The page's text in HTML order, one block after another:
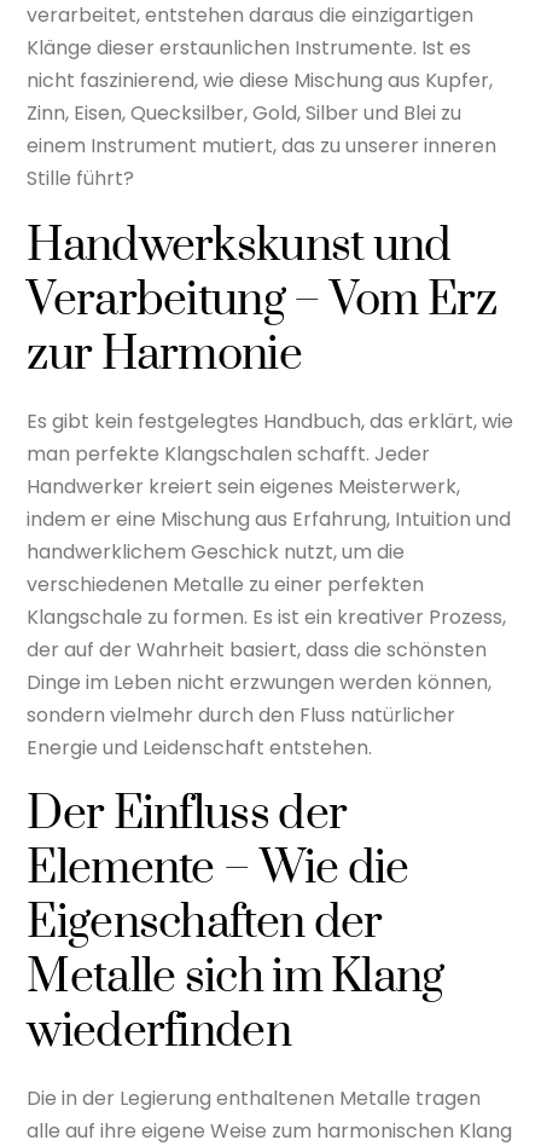
verarbeitet, entstehen daraus die einzigartigen
Klänge dieser erstaunlichen Instrumente. Ist es
nicht faszinierend, wie diese Mischung aus Kupfer,
Zinn, Eisen, Quecksilber, Gold, Silber und Blei zu
einem Instrument mutiert, das zu unserer inneren
Stille führt?
Handwerkskunst und
Verarbeitung – Vom Erz
zur Harmonie
Es gibt kein festgelegtes Handbuch, das erklärt, wie
man perfekte Klangschalen schafft. Jeder
Handwerker kreiert sein eigenes Meisterwerk,
indem er eine Mischung aus Erfahrung, Intuition und
handwerklichem Geschick nutzt, um die
verschiedenen Metalle zu einer perfekten
Klangschale zu formen. Es ist ein kreativer Prozess,
der auf der Wahrheit basiert, dass die schönsten
Dinge im Leben nicht erzwungen werden können,
sondern vielmehr durch den Fluss natürlicher
Energie und Leidenschaft entstehen.
Der Einfluss der
Elemente – Wie die
Eigenschaften der
Metalle sich im Klang
wiederfinden
Die in der Legierung enthaltenen Metalle tragen
alle auf ihre eigene Weise zum harmonischen Klang